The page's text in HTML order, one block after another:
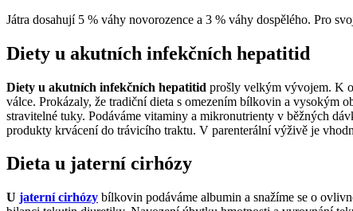
Játra dosahují 5 % váhy novorozence a 3 % váhy dospělého. Pro
Diety u akutních infekčních hepatitid
Diety u akutních infekčních hepatitid prošly velkým vývojem. K
válce. Prokázaly, že tradiční dieta s omezením bílkovin a vysokým
stravitelné tuky. Podáváme vitaminy a mikronutrienty v běžných
produkty krvácení do trávicího traktu. V parenterální výživě je
Dieta u jaterní cirhózy
U jaterní cirhózy bílkovin podáváme albumin a snažíme se o